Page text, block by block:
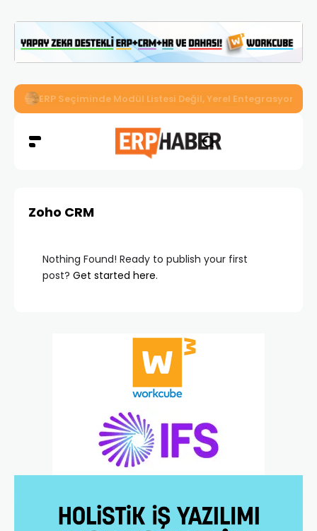
İkizler Aydınlatma, Workcube ERP ile Üretim, Satış ve
Zoho CRM
Nothing Found! Ready to publish your first
post? Get started here.